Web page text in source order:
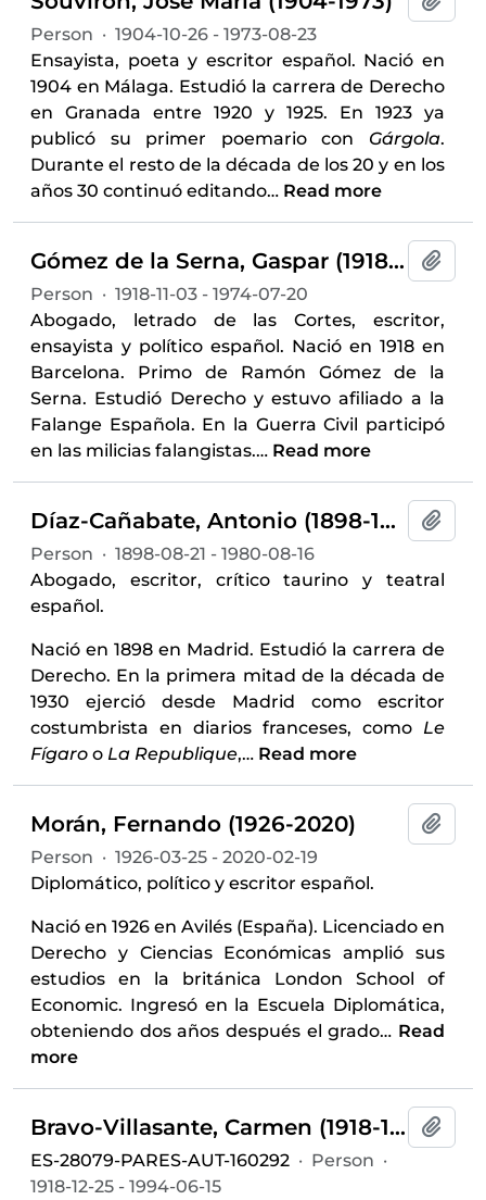
Person · 1904-10-26 - 1973-08-23
Ensayista, poeta y escritor español. Nació en
1904 en Málaga. Estudió la carrera de Derecho
en Granada entre 1920 y 1925. En 1923 ya
publicó su primer poemario con Gárgola.
Durante el resto de la década de los 20 y en los
años 30 continuó editando… Read more
Gómez de la Serna, Gaspar (1918-1974)
Person · 1918-11-03 - 1974-07-20
Abogado, letrado de las Cortes, escritor,
ensayista y político español. Nació en 1918 en
Barcelona. Primo de Ramón Gómez de la
Serna. Estudió Derecho y estuvo afiliado a la
Falange Española. En la Guerra Civil participó
en las milicias falangistas.… Read more
Díaz-Cañabate, Antonio (1898-1980)
Person · 1898-08-21 - 1980-08-16
Abogado, escritor, crítico taurino y teatral
español.
Nació en 1898 en Madrid. Estudió la carrera de
Derecho. En la primera mitad de la década de
1930 ejerció desde Madrid como escritor
costumbrista en diarios franceses, como Le
Fígaro o La Republique,… Read more
Morán, Fernando (1926-2020)
Person · 1926-03-25 - 2020-02-19
Diplomático, político y escritor español.
Nació en 1926 en Avilés (España). Licenciado en
Derecho y Ciencias Económicas amplió sus
estudios en la británica London School of
Economic. Ingresó en la Escuela Diplomática,
obteniendo dos años después el grado… Read
more
Bravo-Villasante, Carmen (1918-1994)
ES-28079-PARES-AUT-160292 · Person ·
1918-12-25 - 1994-06-15